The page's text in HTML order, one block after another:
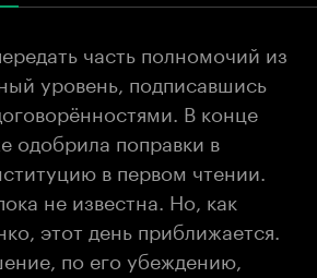
часть полномочий из
уровень, подписавшись
В конце
одобрила поправки в
в первом чтении.
не известна. Но, как
этот день приближается.
по его убеждению,